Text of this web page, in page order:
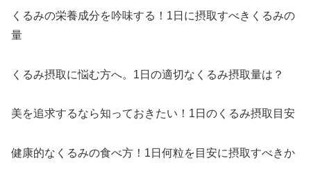
くるみの栄養成分を吟味する！1日に摂取すべきくるみの
量
くるみ摂取に悩む方へ。1日の適切なくるみ摂取量は？
美を追求するなら知っておきたい！1日のくるみ摂取目安
健康的なくるみの食べ方！1日何粒を目安に摂取すべきか